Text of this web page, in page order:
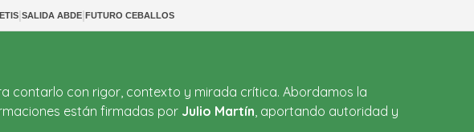
|SALIDA ABDE|FUTURO CEBALLOS
contarlo con rigor, contexto y mirada crítica. Abordamos la
están firmadas por Julio Martín, aportando autoridad y